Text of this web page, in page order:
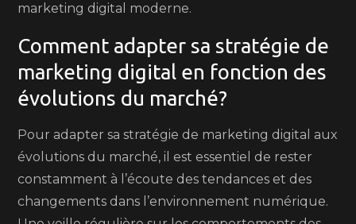
marketing digital moderne.
Comment adapter sa stratégie de
marketing digital en fonction des
évolutions du marché?
Pour adapter sa stratégie de marketing digital aux
évolutions du marché, il est essentiel de rester
constamment à l’écoute des tendances et des
changements dans l’environnement numérique.